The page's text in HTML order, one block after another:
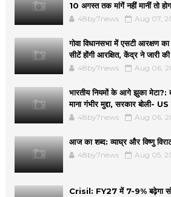
10 अगस्त तक मांगें नहीं मानीं तो
48by7news Aug 07,
गोवा विधानसभा में एसटी आरक्षण
सीटें होंगी आरक्षित, केंद्र ने जारी
48by7news Aug 06,
भारतीय नियमों के आगे झुका
माना गंभीर मुद्दा, सरकार बोली-
48by7news Aug 06,
आज का शब्द: व्याघ्र और विष्णु
48by7news Aug 05,
Crisil: FY27 में 7-9% बढ़ेगा